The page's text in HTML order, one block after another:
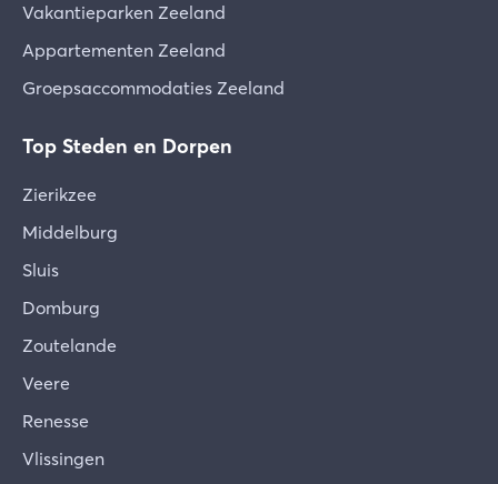
Vakantieparken Zeeland
Appartementen Zeeland
Groepsaccommodaties Zeeland
Top Steden en Dorpen
Zierikzee
Middelburg
Sluis
Domburg
Zoutelande
Veere
Renesse
Vlissingen